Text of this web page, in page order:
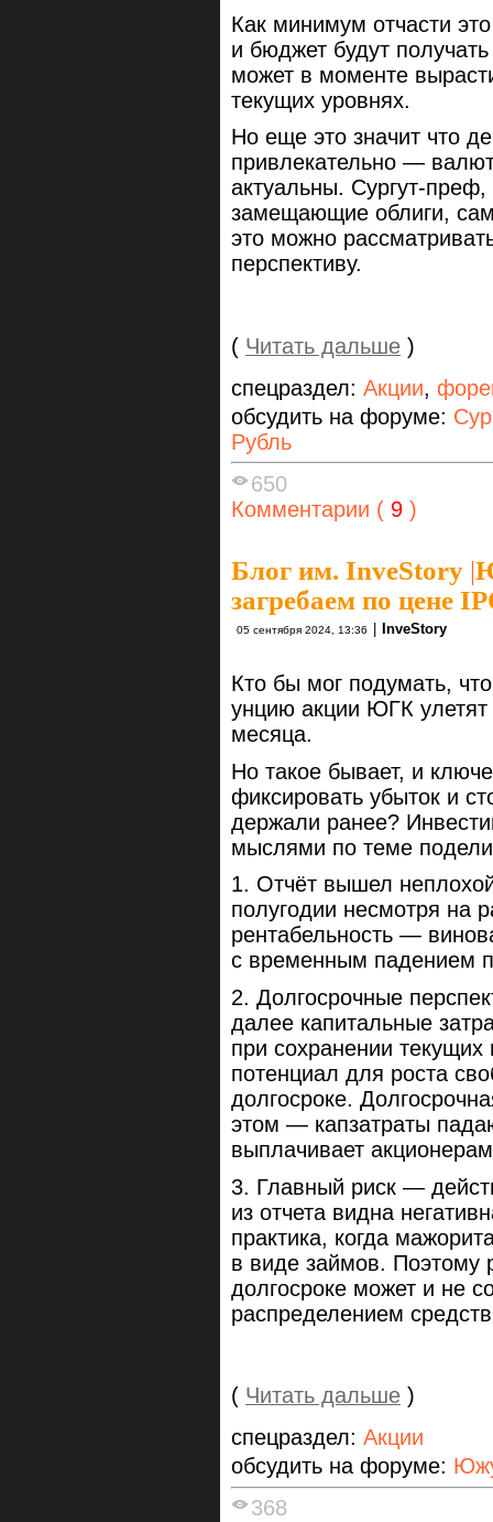
Как минимум отчасти
и бюджет будут
может в моменте
текущих уровнях.
Но еще это значит что
привлекательно —
актуальны. Сургут-преф,
замещающие облиги,
это можно
перспективу.
( Читать дальше )
спецраздел: Акции,
обсудить на форуме:
Рубль
650
Комментарии ( 9 )
Блог им. InveStory |
загребаем по цене
05 сентября 2024, 13:36 InveStory
Кто бы мог подумать,
унцию акции ЮГК улетят
месяца.
Но такое бывает, и
фиксировать убыток и
держали ранее?
мыслями по теме
1. Отчёт вышел
полугодии несмотря на
рентабельность —
с временным падением
2. Долгосрочные
далее капитальные
при сохранении
потенциал для роста
долгосроке.
этом — капзатраты
выплачивает
3. Главный риск —
из отчета видна
практика, когда
в виде займов. Поэтому
долгосроке может и не
распределением
( Читать дальше )
спецраздел: Акции
обсудить на форуме:
368